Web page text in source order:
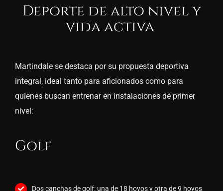
Deporte de alto nivel y
vida activa
Martindalese destaca por su propuesta deportiva
integral, ideal tanto para aficionados como para
quienes buscan entrenar en instalaciones de primer
nivel:
Golf
Dos canchas de golf: una de 18 hoyos y otra de 9 hoyos